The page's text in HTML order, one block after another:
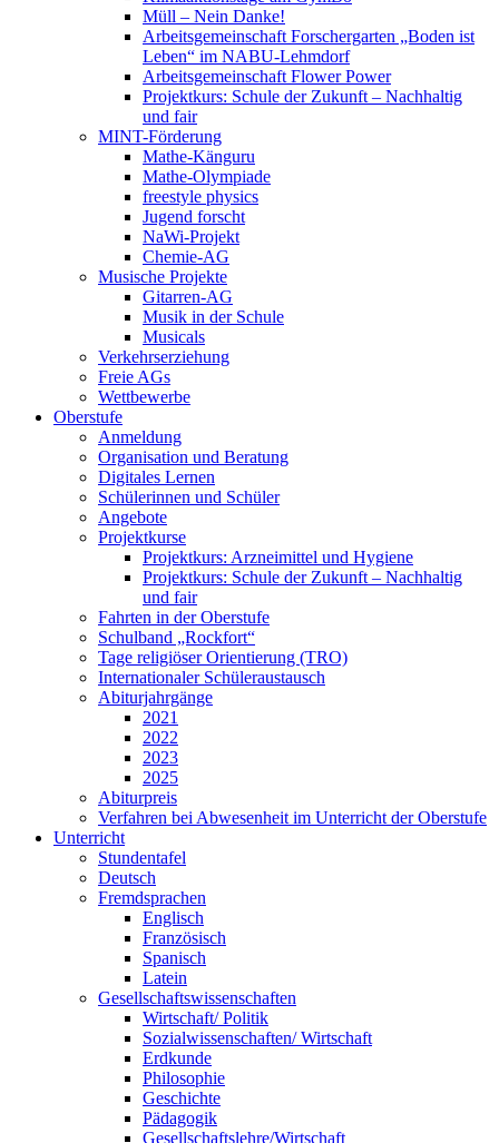
Müll – Nein Danke!
Arbeitsgemeinschaft Forschergarten „Boden ist
Leben“ im NABU-Lehmdorf
Arbeitsgemeinschaft Flower Power
Projektkurs: Schule der Zukunft – Nachhaltig
und fair
MINT-Förderung
Mathe-Känguru
Mathe-Olympiade
freestyle physics
Jugend forscht
NaWi-Projekt
Chemie-AG
Musische Projekte
Gitarren-AG
Musik in der Schule
Musicals
Verkehrserziehung
Freie AGs
Wettbewerbe
Oberstufe
Anmeldung
Organisation und Beratung
Digitales Lernen
Schülerinnen und Schüler
Angebote
Projektkurse
Projektkurs: Arzneimittel und Hygiene
Projektkurs: Schule der Zukunft – Nachhaltig
und fair
Fahrten in der Oberstufe
Schulband „Rockfort“
Tage religiöser Orientierung (TRO)
Internationaler Schüleraustausch
Abiturjahrgänge
2021
2022
2023
2025
Abiturpreis
Verfahren bei Abwesenheit im Unterricht der Oberstufe
Unterricht
Stundentafel
Deutsch
Fremdsprachen
Englisch
Französisch
Spanisch
Latein
Gesellschaftswissenschaften
Wirtschaft/ Politik
Sozialwissenschaften/ Wirtschaft
Erdkunde
Philosophie
Geschichte
Pädagogik
Gesellschaftslehre/Wirtschaft